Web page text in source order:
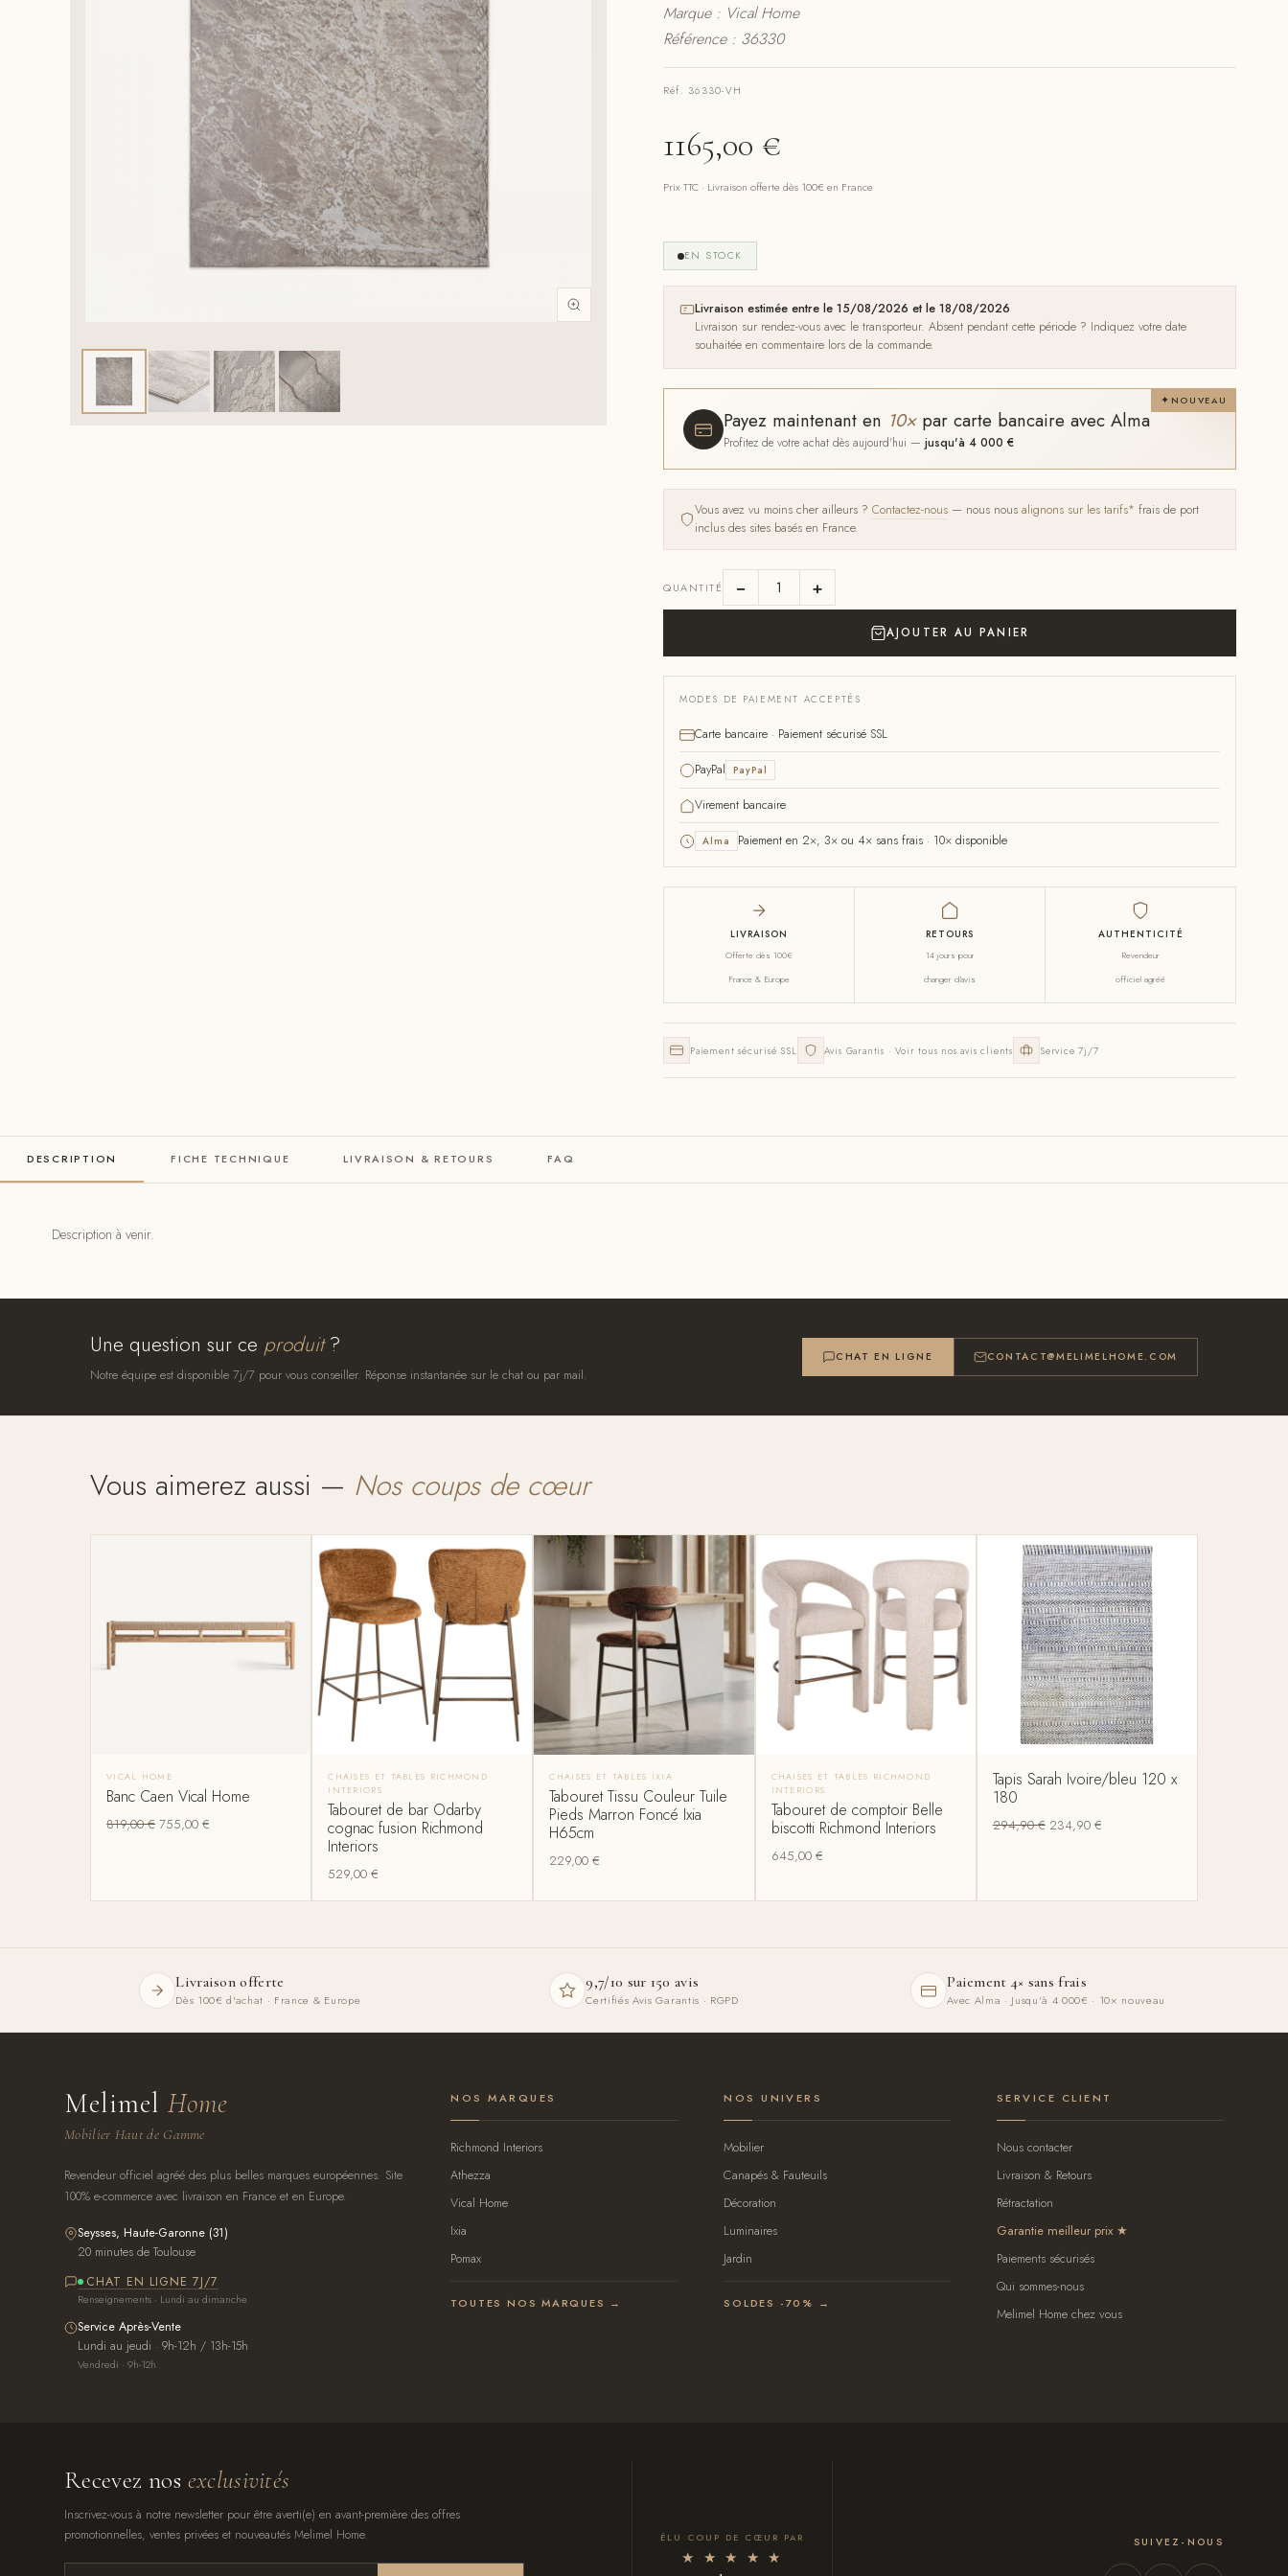
Marque : Vical Home
Référence : 36330
Réf. 36330-VH
1165,00 €
Prix TTC · Livraison offerte dès 100€ en France
EN STOCK
Livraison estimée entre le 15/08/2026 et le 18/08/2026
Livraison sur rendez-vous avec le transporteur. Absent pendant cette période ? Indiquez votre date
souhaitée en commentaire lors de la commande.
NOUVEAU
Payez maintenant en 10×par carte bancaire avec Alma
Profitez de votre achat dès aujourd'hui — jusqu'à 4 000 €
Vous avez vu moins cher ailleurs ? Contactez-nous — nous nous alignons sur les tarifs* frais de port
inclus des sites basés en France.
QUANTITÉ − +
AJOUTER AU PANIER
MODES DE PAIEMENT ACCEPTÉS
Carte bancaire · Paiement sécurisé SSL
PayPal PayPal
Virement bancaire
Alma Paiement en 2×, 3× ou 4× sans frais · 10× disponible
LIVRAISON
Offerte dès 100€
France & Europe
RETOURS
14 jours pour
changer d'avis
AUTHENTICITÉ
Revendeur
officiel agréé
Paiement sécurisé SSL Avis Garantis · Voir tous nos avis clients Service 7j/7
DESCRIPTION FICHE TECHNIQUE LIVRAISON & RETOURS FAQ
Description à venir.
Une question sur ce produit?
Notre équipe est disponible 7j/7 pour vous conseiller. Réponse instantanée sur le chat ou par mail.
CHAT EN LIGNE CONTACT@MELIMELHOME.COM
Vous aimerez aussi — Nos coups de cœur
VICAL HOME
Banc Caen Vical Home
819,00€ 755,00€
CHAISES ET TABLES RICHMOND
INTERIORS
Tabouret de bar Odarby
cognac fusion Richmond
Interiors
529,00€
CHAISES ET TABLES IXIA
Tabouret Tissu Couleur Tuile
Pieds Marron Foncé Ixia
H65cm
229,00€
CHAISES ET TABLES RICHMOND
INTERIORS
Tabouret de comptoir Belle
biscotti Richmond Interiors
645,00 €
Tapis Sarah Ivoire/bleu 120 x
180
294,90€ 234,90 €
Livraison offerte
Dès 100€ d'achat · France & Europe
9,7/10 sur 150 avis
Certifiés Avis Garantis · RGPD
Paiement 4× sans frais
Avec Alma · Jusqu'à 4 000€ · 10× nouveau
MelimelHome
Mobilier Haut de Gamme
Revendeur officiel agréé des plus belles marques européennes. Site
100% e-commerce avec livraison en France et en Europe.
Seysses, Haute-Garonne (31)
20 minutes de Toulouse
CHAT EN LIGNE 7J/7
Renseignements · Lundi au dimanche
Service Après-Vente
Lundi au jeudi · 9h-12h / 13h-15h
Vendredi · 9h-12h
NOS MARQUES
Richmond Interiors
Athezza
Vical Home
Ixia
Pomax
TOUTES NOS MARQUES →
NOS UNIVERS
Mobilier
Canapés & Fauteuils
Décoration
Luminaires
Jardin
SOLDES -70% →
SERVICE CLIENT
Nous contacter
Livraison & Retours
Rétractation
Garantie meilleur prix
Paiements sécurisés
Qui sommes-nous
Melimel Home chez vous
Recevez nos exclusivités
Inscrivez-vous à notre newsletter pour être averti(e) en avant-première des offres
promotionnelles, ventes privées et nouveautés Melimel Home.
ÉLU COUP DE CŒUR PAR
★ ★ ★ ★ ★
SUIVEZ-NOUS